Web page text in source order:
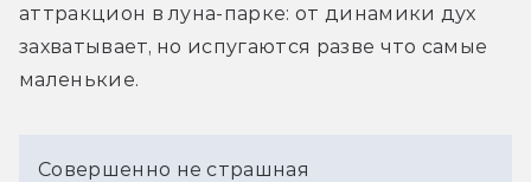
аттракцион в луна-парке: от динамики дух
захватывает, но испугаются разве что самые
маленькие.
Совершенно не страшная